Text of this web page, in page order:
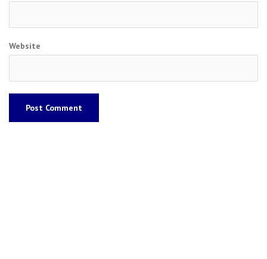
Website